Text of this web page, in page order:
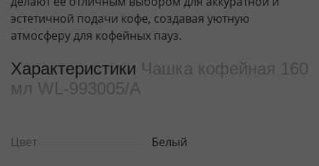
эстетичной подачи кофе, создавая уютную
атмосферу для кофейных пауз.
Характеристики Чашка кофейная 160
мл WL‑993005/A
Цвет Белый